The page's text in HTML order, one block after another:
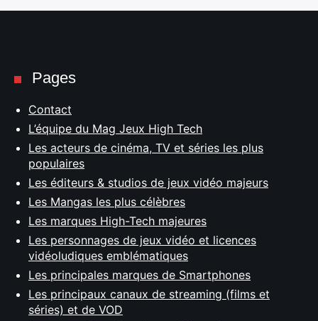
Pages
Contact
L’équipe du Mag Jeux High Tech
Les acteurs de cinéma, TV et séries les plus
populaires
Les éditeurs & studios de jeux vidéo majeurs
Les Mangas les plus célèbres
Les marques High-Tech majeures
Les personnages de jeux vidéo et licences
vidéoludiques emblématiques
Les principales marques de Smartphones
Les principaux canaux de streaming (films et
séries) et de VOD